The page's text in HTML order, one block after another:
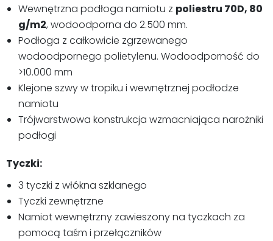
Wewnętrzna podłoga namiotu z poliestru 70D, 80
g/m2, wodoodporna do 2.500 mm.
Podłoga z całkowicie zgrzewanego
wodoodpornego polietylenu. Wodoodporność do
>10.000 mm
Klejone szwy w tropiku i wewnętrznej podłodze
namiotu
Trójwarstwowa konstrukcja wzmacniająca narożniki
podłogi
Tyczki:
3 tyczki z włókna szklanego
Tyczki zewnętrzne
Namiot wewnętrzny zawieszony na tyczkach za
pomocą taśm i przełączników